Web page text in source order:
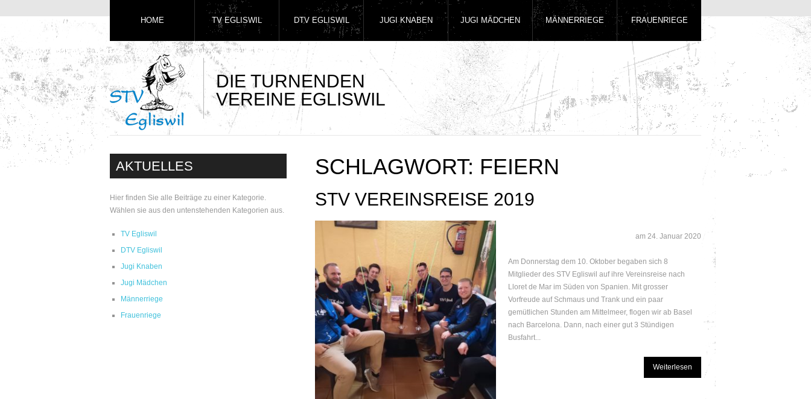
DIE TURNENDEN
VEREINE EGLISWIL
HOME TV EGLISWIL DTV EGLISWIL JUGI KNABEN JUGI MÄDCHEN MÄNNERRIEGE FRAUENRIEGE
AKTUELLES
Hier finden Sie alle Beiträge zu einer Kategorie.
Wählen sie aus den untenstehenden Kategorien aus.
TV Egliswil
DTV Egliswil
Jugi Knaben
Jugi Mädchen
Männerriege
Frauenriege
SCHLAGWORT: FEIERN
STV VEREINSREISE 2019
am 24. Januar 2020
Am Donnerstag dem 10. Oktober begaben sich 8
Mitglieder des STV Egliswil auf ihre Vereinsreise nach
Lloret de Mar im Süden von Spanien. Mit grosser
Vorfreude auf Schmaus und Trank und ein paar
gemütlichen Stunden am Mittelmeer, flogen wir ab Basel
nach Barcelona. Dann, nach einer gut 3 Stündigen
Busfahrt...
Weiterlesen